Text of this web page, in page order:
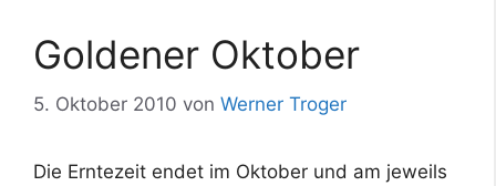
Goldener Oktober
5. Oktober 2010 von Werner Troger
Die Erntezeit endet im Oktober und am jeweils